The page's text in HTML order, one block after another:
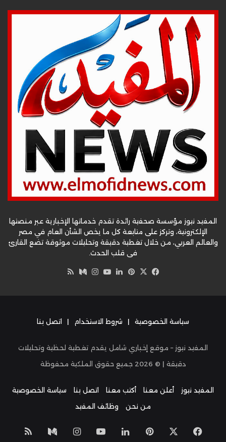
المفيد نيوز مؤسسة صحفية رائدة تقدم خدماتها الإخبارية عبر منصتها
الإلكترونية، وتركز على متابعة كل ما يخص الشأن العام في مصر
والعالم العربي، من خلال تغطية دقيقة وتحليلات موثوقة تضع القارئ
في قلب الحدث.
فيسبوك
‫X بينتيريست
لينكدإن‫YouTube
انستقرام
وسط
سياسة الخصوصية | شروط الاستخدام | اتصل بنا
المفيد نيوز – موقع إخباري شامل يقدم تغطية لحظية وتحليلات
دقيقة | © 2026 جميع حقوق الملكية محفوظة
المفيد نيوز أعلن معنا أكتب معنا اتصل بنا
سياسة الخصوصية
من نحن
وظائف المفيد
فيسبوك بينتيريست
لينكدإن‫YouTube
انستقراموسط